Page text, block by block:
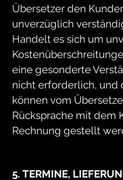
Übersetzer den
unverzüglich
Handelt es sich um
eine gesonderte
nicht erforderlich, und
können vom
Rücksprache mit dem
Rechnung gestellt
5. TERMINE,